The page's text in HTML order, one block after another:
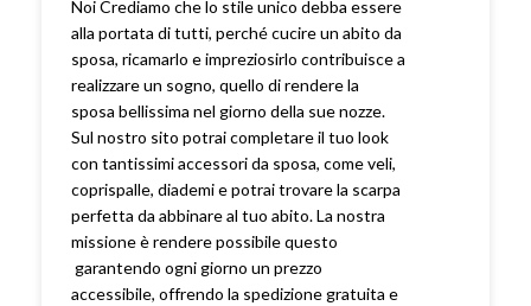
Noi Crediamo che lo stile unico debba essere
alla portata di tutti, perché cucire un abito da
sposa, ricamarlo e impreziosirlo contribuisce a
realizzare un sogno, quello di rendere la
sposa bellissima nel giorno della sue nozze.
Sul nostro sito potrai completare il tuo look
con tantissimi accessori da sposa, come veli,
coprispalle, diademi e potrai trovare la scarpa
perfetta da abbinare al tuo abito. La nostra
missione è rendere possibile questo
garantendo ogni giorno un prezzo
accessibile, offrendo la spedizione gratuita e